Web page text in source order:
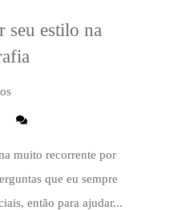
seu estilo na
muito recorrente por
que eu sempre
então para ajudar...